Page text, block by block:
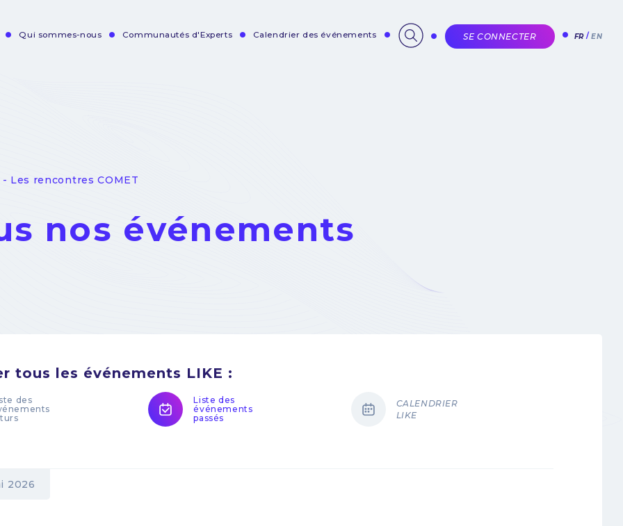
Qui sommes-nous Communautés d'Experts Calendrier des événements SE CONNECTER FR EN
- Les rencontres COMET
nos événements
tous les événements LIKE :
des
Liste des
événements
passés
CALENDRIER
LIKE
2026